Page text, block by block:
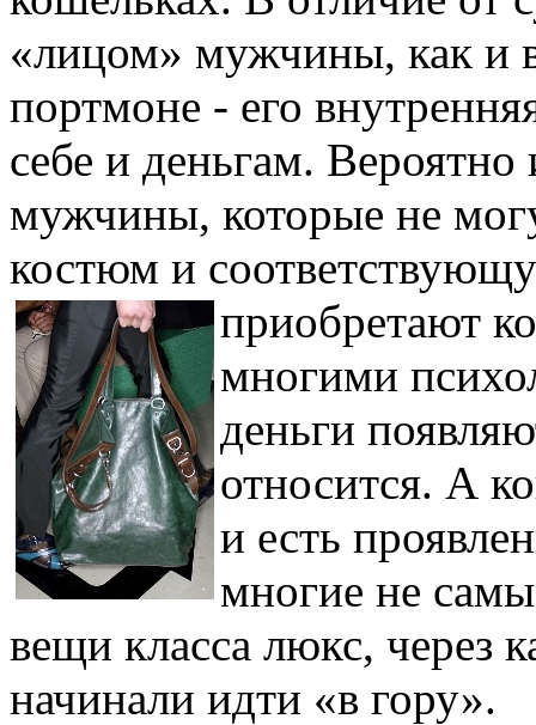
«лицом» мужчины, как и
портмоне - его
себе и деньгам.
мужчины, которые не
костюм и
приобретают
многими
деньги
относится. А
и есть
многие не
вещи класса люкс, через
начинали идти «в гору».